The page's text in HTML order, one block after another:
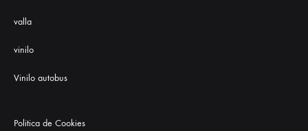
valla
vinilo
Vinilo autobus
Politica de Cookies